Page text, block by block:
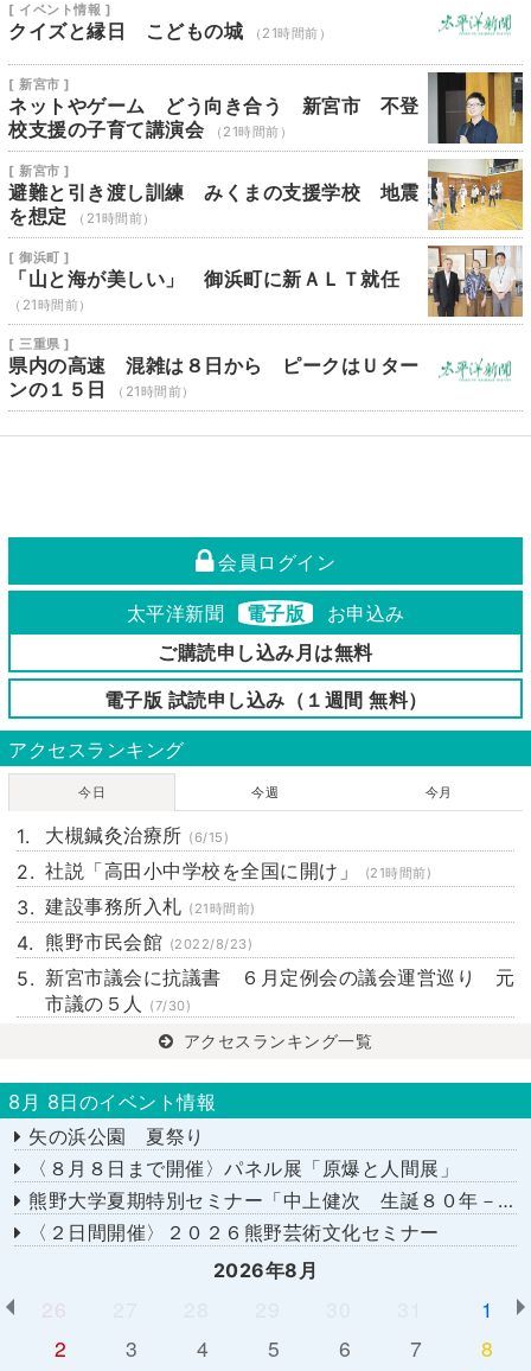
[ イベント情報 ]
クイズと縁日 こどもの城 （21時間前）
[ 新宮市 ]
ネットやゲーム どう向き合う 新宮市 不登
校支援の子育て講演会
（21時間前）
[ 新宮市 ]
避難と引き渡し訓練 みくまの支援学校 地震
を想定
（21時間前）
[ 御浜町 ]
「山と海が美しい」 御浜町に新ＡＬＴ就任
（21時間前）
[ 三重県 ]
県内の高速 混雑は８日から ピークはＵター
ンの１５日
（21時間前）
会員ログイン
太平洋新聞 電子版
お申込み
ご購読申し込み月は無料
電子版 試読申し込み（１週間 無料）
アクセスランキング
今日 今週 今月
大槻鍼灸治療所 (6/15)
社説「高田小中学校を全国に開け」 (21時間前)
建設事務所入札 (21時間前)
熊野市民会館 (2022/8/23)
新宮市議会に抗議書 ６月定例会の議会運営巡り 元
市議の５人
(7/30)
アクセスランキング一覧
8月 8日のイベント情報
矢の浜公園 夏祭り
〈８月８日まで開催〉パネル展「原爆と人間展」
熊野大学夏期特別セミナー「中上健次 生誕８０年－時代へのまなざし－」
〈２日間開催〉２０２６熊野芸術文化セミナー
2026年8月
26
1
2
3 4 5 6 7
8